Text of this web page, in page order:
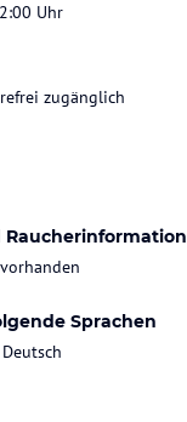
Uhr
zugänglich
Sprachen